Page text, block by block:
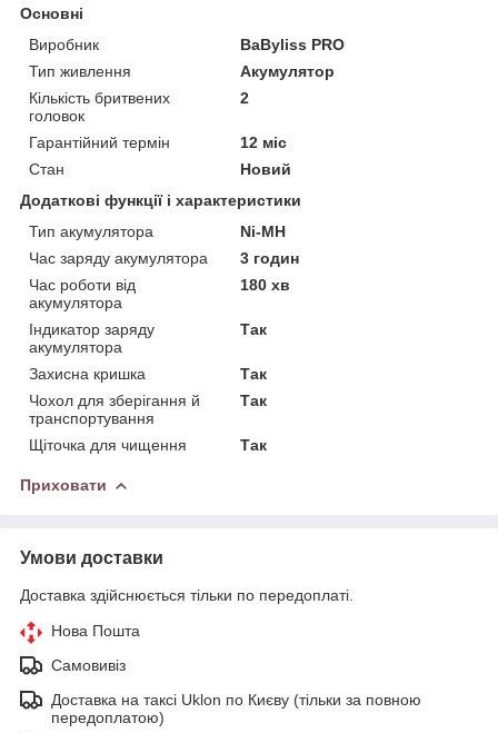
Основні
Виробник
BaByliss PRO
Тип живлення
Акумулятор
Кількість бритвених
головок
2
Гарантійний термін
12 міс
Стан
Новий
Додаткові функції і характеристики
Тип акумулятора
Ni-MH
Час заряду акумулятора
3 годин
Час роботи від
акумулятора
180 хв
Індикатор заряду
акумулятора
Так
Захисна кришка
Так
Чохол для зберігання й
транспортування
Так
Щіточка для чищення Так
Приховати
Умови доставки
Доставка здійснюється тільки по передоплаті.
Нова Пошта
Самовивіз
Доставка на таксі Uklon по Києву (тільки за повною
передоплатою)